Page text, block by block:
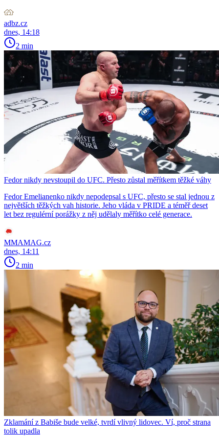
adbz.cz
dnes, 14:18
2 min
Fedor nikdy nevstoupil do UFC. Přesto zůstal měřítkem těžké váhy
Fedor Emelianenko nikdy nepodepsal s UFC, přesto se stal jednou z
největších těžkých vah historie. Jeho vláda v PRIDE a téměř deset
let bez regulérní porážky z něj udělaly měřítko celé generace.
MMAMAG.cz
dnes, 14:11
2 min
Zklamání z Babiše bude velké, tvrdí vlivný lidovec. Ví, proč strana
tolik upadla